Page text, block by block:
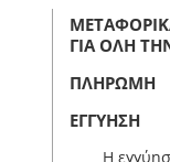
ΓΙΑ ΌΛΗ
ΠΛΗΡΩΜΉ
ΕΓΓΎΗΣΗ
Η